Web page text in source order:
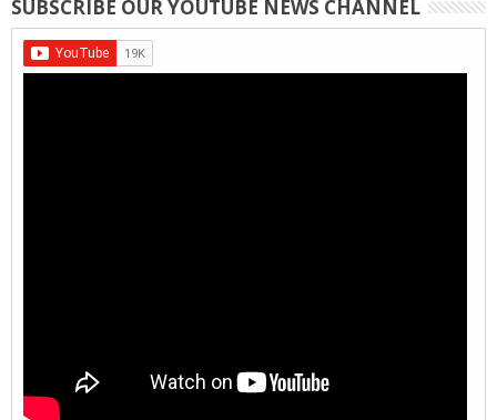
SUBSCRIBE OUR YOUTUBE NEWS CHANNEL